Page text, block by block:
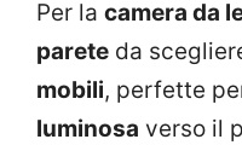
Per la camera da
parete da
mobili, perfette
luminosa verso il